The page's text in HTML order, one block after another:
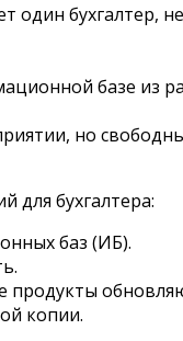
один бухгалтер,
базе из
но
для бухгалтера:
баз (ИБ).
копии.